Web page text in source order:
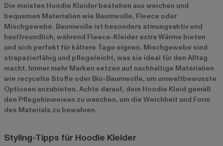
Die meisten Hoodie Kleider bestehen aus weichen und
bequemen Materialien wie Baumwolle, Fleece oder
Mischgewebe. Baumwolle ist besonders atmungsaktiv und
hautfreundlich, während Fleece-Kleider extra Wärme bieten
und sich perfekt für kältere Tage eignen. Mischgewebe sind
strapazierfähig und pflegeleicht, was sie ideal für den Alltag
macht. Immer mehr Marken setzen auf nachhaltige Materialien
wie recycelte Stoffe oder Bio-Baumwolle, um umweltbewusste
Optionen anzubieten. Achte darauf, dein Hoodie Kleid gemäß
den Pflegehinweisen zu waschen, um die Weichheit und Form
des Materials zu bewahren.
Styling-Tipps für Hoodie Kleider